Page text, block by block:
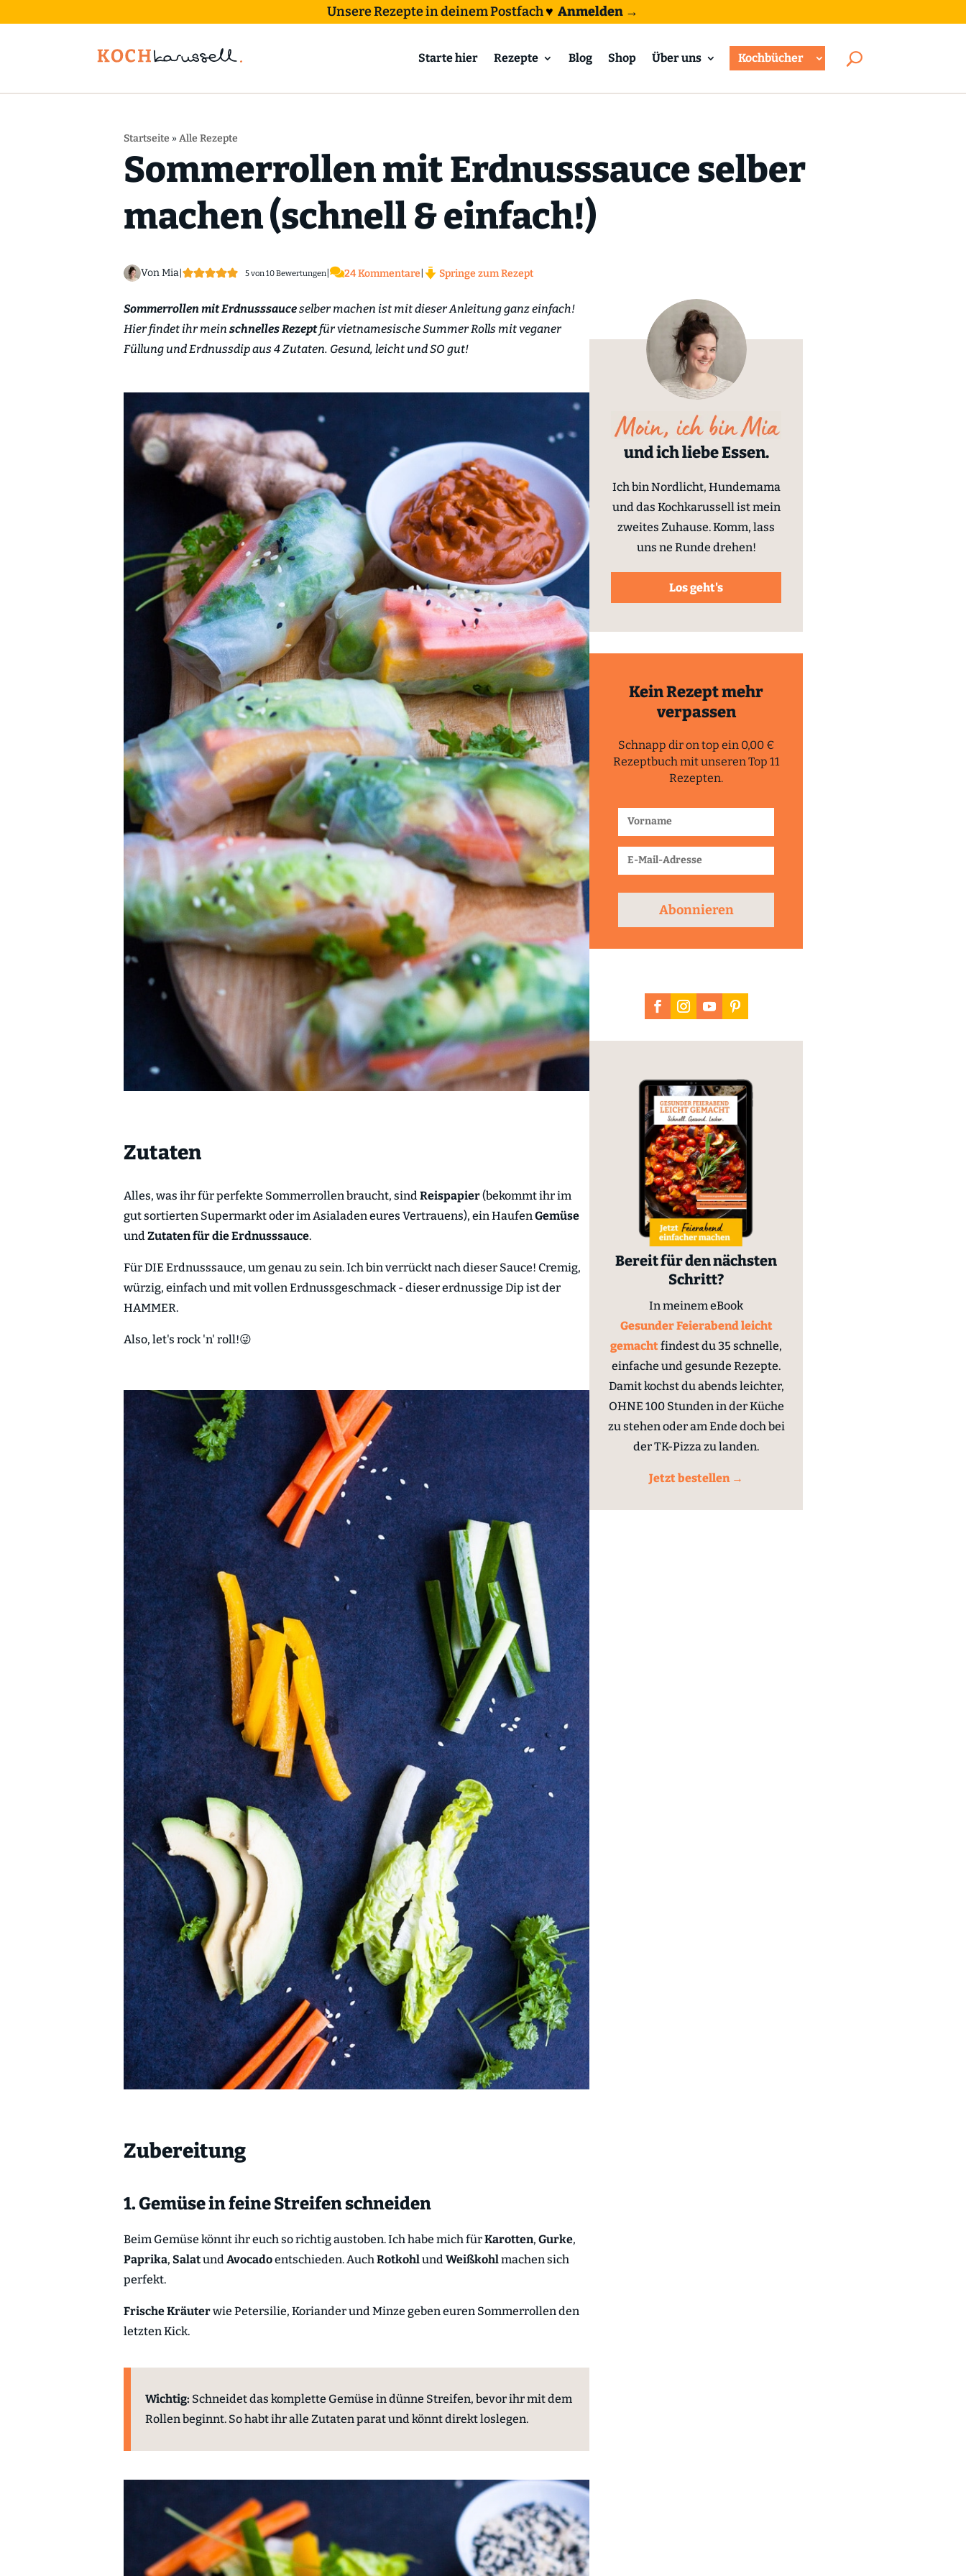
Unsere Rezepte in deinem Postfach♥ Anmelden →
Starte hier Rezepte Blog Shop Über uns Kochbücher
Startseite »Alle Rezepte
Sommerrollen mit Erdnusssauce selber
machen (schnell & einfach!)
Von Mia 5von 10Bewertungen| 24 Kommentare Springe zum Rezept
Sommerrollen mit Erdnusssauceselber machen ist mit dieser Anleitung ganz einfach!
Hier findet ihr mein schnelles Rezeptfür vietnamesische Summer Rolls mit veganer
Füllung und Erdnussdip aus 4 Zutaten. Gesund, leicht und SO gut!
Zutaten
Alles, was ihr für perfekte Sommerrollen braucht, sindReispapier(bekommt ihr im
gut sortierten Supermarkt oder im Asialaden eures Vertrauens), ein HaufenGemüse
undZutaten für die Erdnusssauce.
Für DIE Erdnusssauce, um genau zu sein. Ich bin verrückt nach dieser Sauce! Cremig,
würzig, einfach und mit vollen Erdnussgeschmack - dieser erdnussige Dip ist der
HAMMER.
Also, let's rock 'n' roll!😜
Zubereitung
1. Gemüse in feine Streifen schneiden
Beim Gemüse könnt ihr euch so richtig austoben. Ich habe mich fürKarotten, Gurke,
Paprika, SalatundAvocadoentschieden. AuchRotkohlundWeißkohlmachen sich
perfekt.
Frische Kräuterwie Petersilie, Koriander und Minze geben euren Sommerrollen den
letzten Kick.
Wichtig: Schneidet das komplette Gemüse in dünne Streifen, bevor ihr mit dem
Rollen beginnt. So habt ihr alle Zutaten parat und könnt direkt loslegen.
und ich liebe Essen.
Ich bin Nordlicht, Hundemama
und das Kochkarussell ist mein
zweites Zuhause. Komm, lass
uns ne Runde drehen!
Los geht's
Kein Rezept mehr
verpassen
Schnapp dir on top ein 0,00 €
Rezeptbuch mit unseren Top 11
Rezepten.
Abonnieren
Bereit für den nächsten
Schritt?
In meinem eBook
Gesunder Feierabend leicht
gemachtfindest du 35 schnelle,
einfache und gesunde Rezepte.
Damit kochst du abends leichter,
OHNE 100 Stunden in der Küche
zu stehen oder am Ende doch bei
der TK-Pizza zu landen.
Jetzt bestellen →